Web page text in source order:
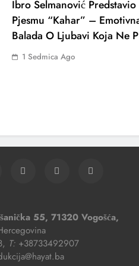
Ibro Selmanović
Pjesmu “Kahar” –
Balada O Ljubavi Koja Ne
1 Sedmica Ago
55, 71320 Vogošća,
T:+38733492907